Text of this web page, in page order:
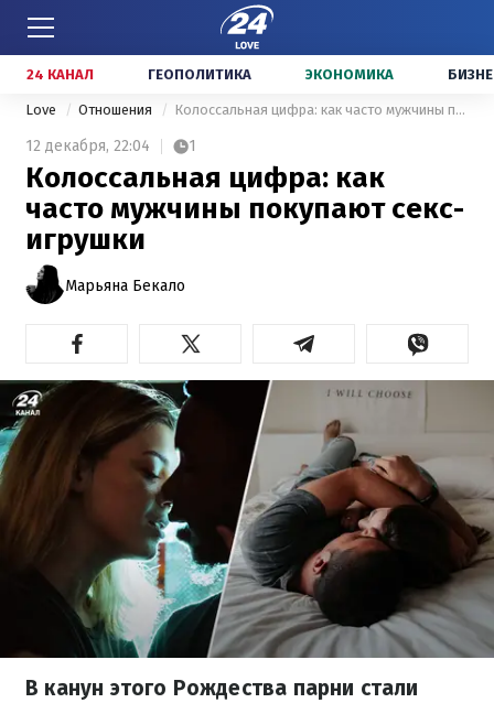
24 КАНАЛ ГЕОПОЛИТИКА ЭКОНОМИКА
Love Отношения Колоссальная цифра: как часто мужчины покупают секс-игрушки
12 декабря, 22:04 1
Колоссальная цифра: как
часто мужчины покупают секс-
игрушки
Марьяна Бекало
В канун этого Рождества парни стали